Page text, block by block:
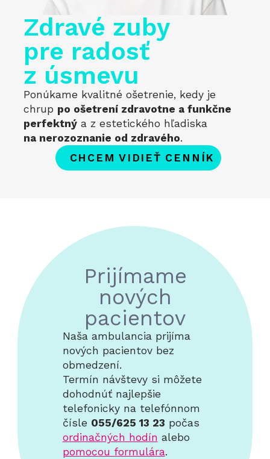
Zdravé zuby
pre radosť
z úsmevu
Ponúkame kvalitné ošetrenie, kedy je
chrup po ošetrení zdravotne a funkčne
perfektnýa z estetického hľadiska
na nerozoznanie od zdravého.
CHCEM VIDIEŤ CENNÍK
Prijímame
nových
pacientov
Naša ambulancia prijíma
nových pacientov bez
obmedzení.
Termín návštevy si môžete
dohodnúť najlepšie
telefonicky na telefónnom
čísle 055/625 13 23 počas
ordinačných hodín alebo
pomocou formulára.